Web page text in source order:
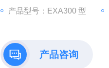
产品型号：EXA300 型
产品咨询